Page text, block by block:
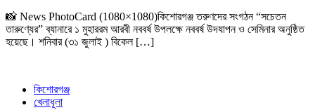
📸 News PhotoCard (1080×1080)কিশোরগঞ্জ তরুণদের সংগঠন “সচেতন
তারুণ্যের” ব্যানারে ১ মুহাররম আরবী নববর্ষ উপলক্ষে নববর্ষ উদযাপন ও সেমিনার অনুষ্ঠিত
হয়েছে। শনিবার (৩১ জুলাই ) বিকেল […]
কিশোরগঞ্জ
খেলাধূলা